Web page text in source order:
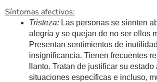
Síntomas afectivos:
Tristeza: Las personas se sienten
alegría y se quejan de no ser ellos
Presentan sentimientos de
insignificancia. Tienen frecuentes
llanto. Tratan de justificar su
situaciones específicas e incluso,